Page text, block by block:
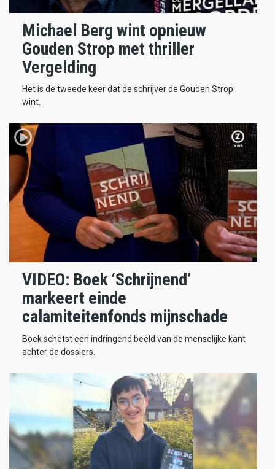
Michael Berg wint opnieuw
Gouden Strop met thriller
Vergelding
Het is de tweede keer dat de schrijver de Gouden Strop
wint.
VIDEO: Boek ‘Schrijnend’
markeert einde
calamiteitenfonds mijnschade
Boek schetst een indringend beeld van de menselijke kant
achter de dossiers.